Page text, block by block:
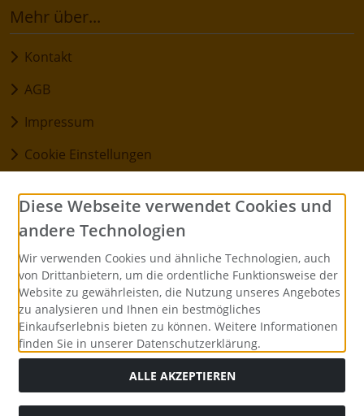
Mehr über...
Kontakt
AGB
Impressum
Cookie Einstellungen
Informationen
Versandkosten
Datenschutz
Zahlungsmethoden
Diese Webseite verwendet Cookies und
andere Technologien
Wir verwenden Cookies und ähnliche Technologien, auch
von Drittanbietern, um die ordentliche Funktionsweise der
Website zu gewährleisten, die Nutzung unseres Angebotes
zu analysieren und Ihnen ein bestmögliches
Einkaufserlebnis bieten zu können. Weitere Informationen
finden Sie in unserer Datenschutzerklärung.
ALLE AKZEPTIEREN